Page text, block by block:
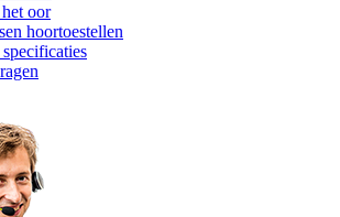
oor
hoortoestellen